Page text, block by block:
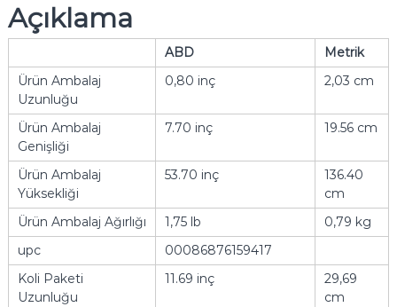
Açıklama
ABD
Metrik
Ürün Ambalaj
Uzunluğu
0,80 inç 2,03 cm
Ürün Ambalaj
Genişliği
7.70 inç 19.56 cm
Ürün Ambalaj
Yüksekliği
53.70 inç
136.40
cm
Ürün Ambalaj Ağırlığı
1,75 lb
0,79 kg
upc
00086876159417
Koli Paketi
Uzunluğu
11.69 inç
29,69
cm